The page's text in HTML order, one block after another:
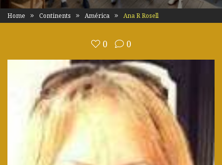
Home Continents América Ana R Rosell
0 0